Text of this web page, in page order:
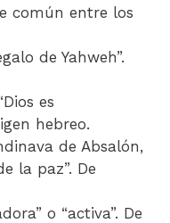
común entre los
de Yahweh”.
es
hebreo.
de Absalón,
la paz”. De
o “activa”. De